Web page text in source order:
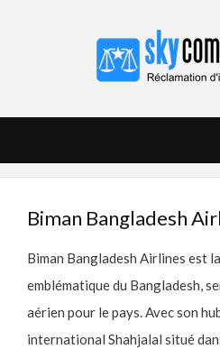
Biman Bangladesh
Biman Bangladesh Airlines est
emblématique du Bangladesh,
aérien pour le pays. Avec son
international Shahjalal situé